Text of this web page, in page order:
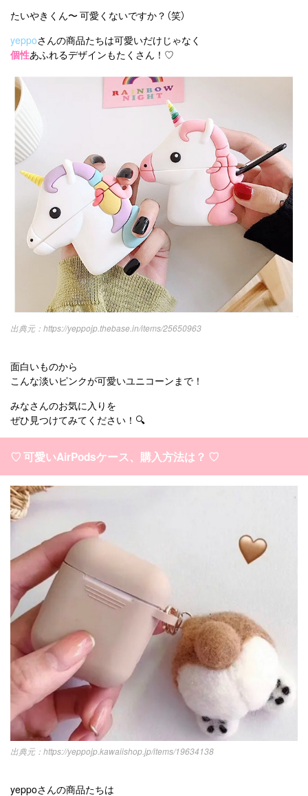
たいやきくん〜 可愛くないですか？（笑）
yeppoさんの商品たちは可愛いだけじゃなく
個性あふれるデザインもたくさん！♡
https://yeppojp.thebase.in/items/25650963
面白いものから
こんな淡いピンクが可愛いユニコーンまで！
みなさんのお気に入りを
ぜひ見つけてみてください！🔍
♡ 可愛いAirPodsケース、購入方法は？ ♡
https://yeppojp.kawaiishop.jp/items/19634138
yeppoさんの商品たちは